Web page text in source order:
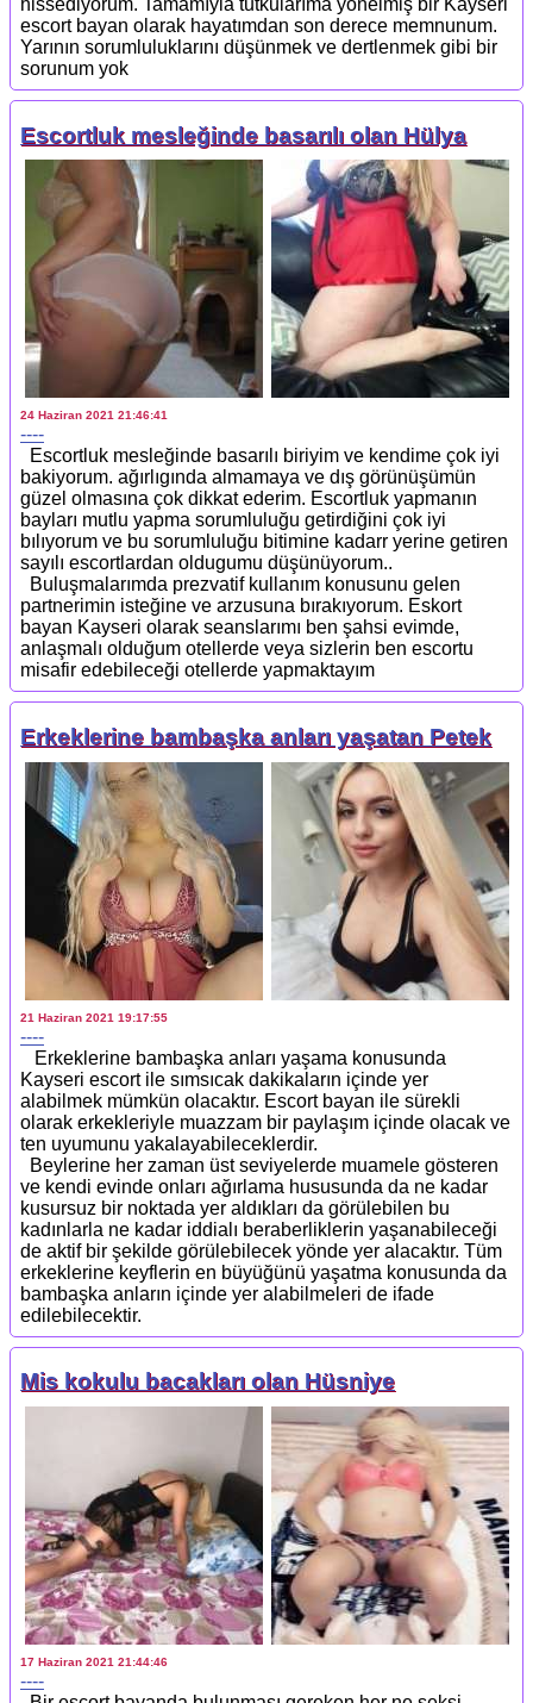
hissediyorum. Tamamıyla tutkularıma yönelmiş bir Kayseri
escort bayan olarak hayatımdan son derece memnunum.
Yarının sorumluluklarını düşünmek ve dertlenmek gibi bir
sorunum yok
Escortluk mesleğinde basarılı olan Hülya
24 Haziran 2021 21:46:41
----
Escortluk mesleğinde basarılı biriyim ve kendime çok iyi
bakiyorum. ağırlıgında almamaya ve dış görünüşümün
güzel olmasına çok dikkat ederim. Escortluk yapmanın
bayları mutlu yapma sorumluluğu getirdiğini çok iyi
bılıyorum ve bu sorumluluğu bitimine kadarr yerine getiren
sayılı escortlardan oldugumu düşünüyorum..
Buluşmalarımda prezvatif kullanım konusunu gelen
partnerimin isteğine ve arzusuna bırakıyorum. Eskort
bayan Kayseri olarak seanslarımı ben şahsi evimde,
anlaşmalı olduğum otellerde veya sizlerin ben escortu
misafir edebileceği otellerde yapmaktayım
Erkeklerine bambaşka anları yaşatan Petek
21 Haziran 2021 19:17:55
----
Erkeklerine bambaşka anları yaşama konusunda
Kayseri escort ile sımsıcak dakikaların içinde yer
alabilmek mümkün olacaktır. Escort bayan ile sürekli
olarak erkekleriyle muazzam bir paylaşım içinde olacak ve
ten uyumunu yakalayabileceklerdir.
Beylerine her zaman üst seviyelerde muamele gösteren
ve kendi evinde onları ağırlama hususunda da ne kadar
kusursuz bir noktada yer aldıkları da görülebilen bu
kadınlarla ne kadar iddialı beraberliklerin yaşanabileceği
de aktif bir şekilde görülebilecek yönde yer alacaktır. Tüm
erkeklerine keyflerin en büyüğünü yaşatma konusunda da
bambaşka anların içinde yer alabilmeleri de ifade
edilebilecektir.
Mis kokulu bacakları olan Hüsniye
17 Haziran 2021 21:44:46
----